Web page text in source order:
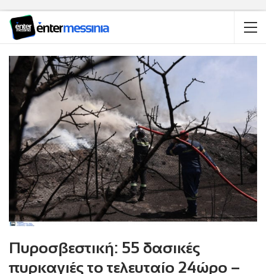
Πυροσβεστική: 55 δασικές
πυρκαγιές το τελευταίο 24ώρο –